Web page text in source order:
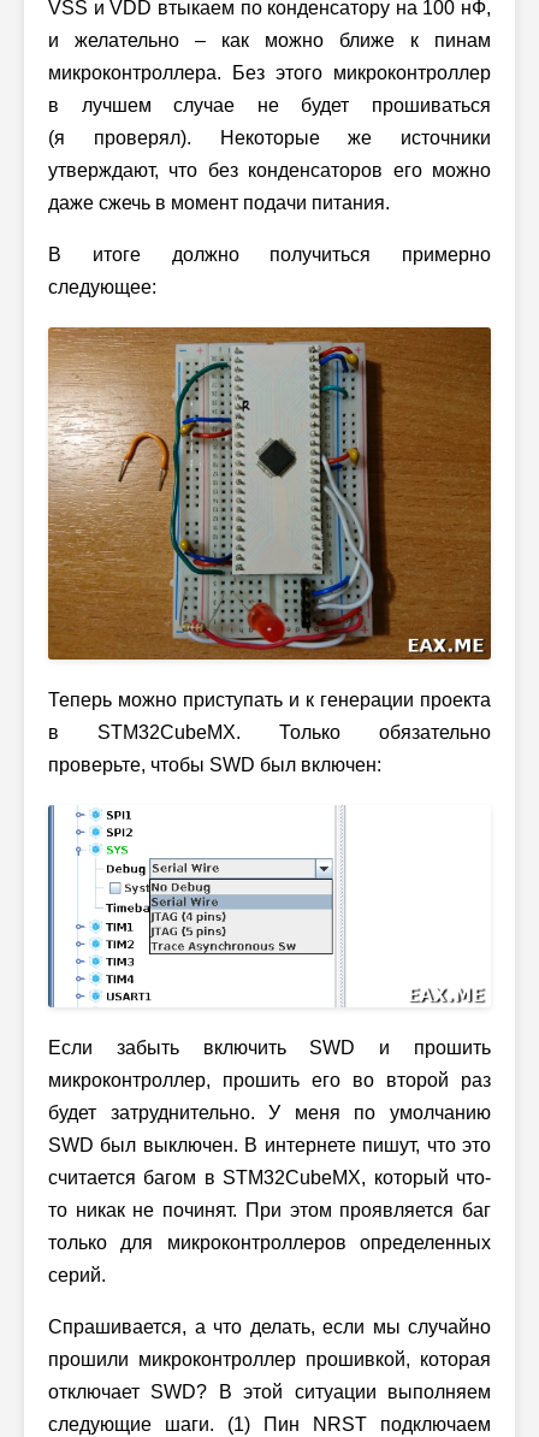
VSS и VDD втыкаем по конденсатору на 100 нФ,
и желательно – как можно ближе к пинам
микроконтроллера. Без этого микроконтроллер
в лучшем случае не будет прошиваться
(я проверял). Некоторые же источники
утверждают, что без конденсаторов его можно
даже сжечь в момент подачи питания.
В итоге должно получиться примерно
следующее:
Теперь можно приступать и к генерации проекта
в STM32CubeMX. Только обязательно
проверьте, чтобы SWD был включен:
Если забыть включить SWD и прошить
микроконтроллер, прошить его во второй раз
будет затруднительно. У меня по умолчанию
SWD был выключен. В интернете пишут, что это
считается багом в STM32CubeMX, который что-
то никак не починят. При этом проявляется баг
только для микроконтроллеров определенных
серий.
Спрашивается, а что делать, если мы случайно
прошили микроконтроллер прошивкой, которая
отключает SWD? В этой ситуации выполняем
следующие шаги. (1) Пин NRST подключаем